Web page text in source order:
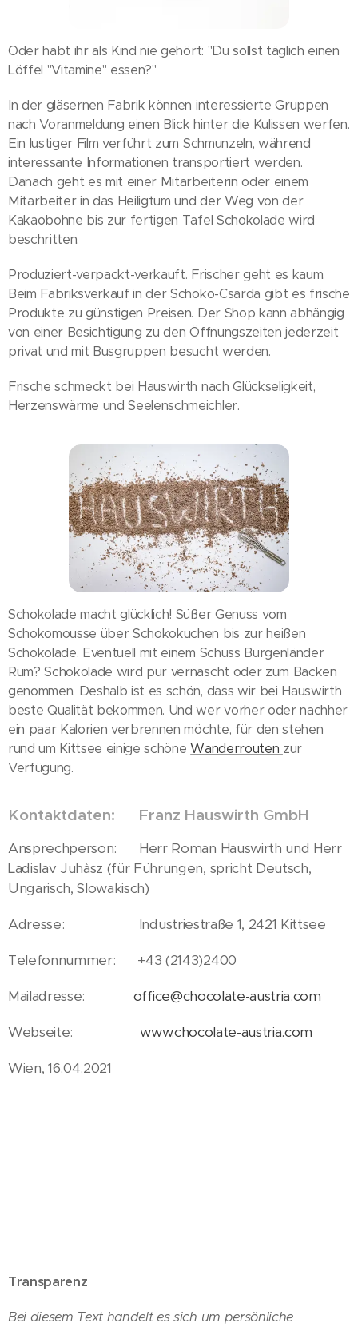
Oder habt ihr als Kind nie gehört: "Du sollst täglich einen
Löffel "Vitamine" essen?"
In der gläsernen Fabrik können interessierte Gruppen
nach Voranmeldung einen Blick hinter die Kulissen werfen.
Ein lustiger Film verführt zum Schmunzeln, während
interessante Informationen transportiert werden.
Danach geht es mit einer Mitarbeiterin oder einem
Mitarbeiter in das Heiligtum und der Weg von der
Kakaobohne bis zur fertigen Tafel Schokolade wird
beschritten.
Produziert-verpackt-verkauft. Frischer geht es kaum.
Beim Fabriksverkauf in der Schoko-Csarda gibt es frische
Produkte zu günstigen Preisen. Der Shop kann abhängig
von einer Besichtigung zu den Öffnungszeiten jederzeit
privat und mit Busgruppen besucht werden.
Frische schmeckt bei Hauswirth nach Glückseligkeit,
Herzenswärme und Seelenschmeichler.
Schokolade macht glücklich! Süßer Genuss vom
Schokomousse über Schokokuchen bis zur heißen
Schokolade. Eventuell mit einem Schuss Burgenländer
Rum? Schokolade wird pur vernascht oder zum Backen
genommen. Deshalb ist es schön, dass wir bei Hauswirth
beste Qualität bekommen. Und wer vorher oder nachher
ein paar Kalorien verbrennen möchte, für den stehen
rund um Kittsee einige schöneWanderrouten zur
Verfügung.
Kontaktdaten: Franz Hauswirth GmbH
Ansprechperson: Herr Roman Hauswirth und Herr
Ladislav Juhàsz (für Führungen, spricht Deutsch,
Ungarisch, Slowakisch)
Adresse: Industriestraße 1, 2421 Kittsee
Telefonnummer: +43 (2143)2400
Mailadresse: office@chocolate-austria.com
Webseite:www.chocolate-austria.com
Wien, 16.04.2021
Transparenz
Bei diesem Text handelt es sich um persönliche